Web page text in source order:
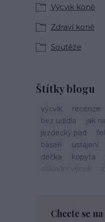
Výcvik koně
Zdraví koně
Soutěže
Štítky blogu
výcvik recenze
bez udidla
jak
jezdecký pad
báseň
ustájení
dečka
kopyta
základní výcvik
dezinfekce stájí
Chcete se